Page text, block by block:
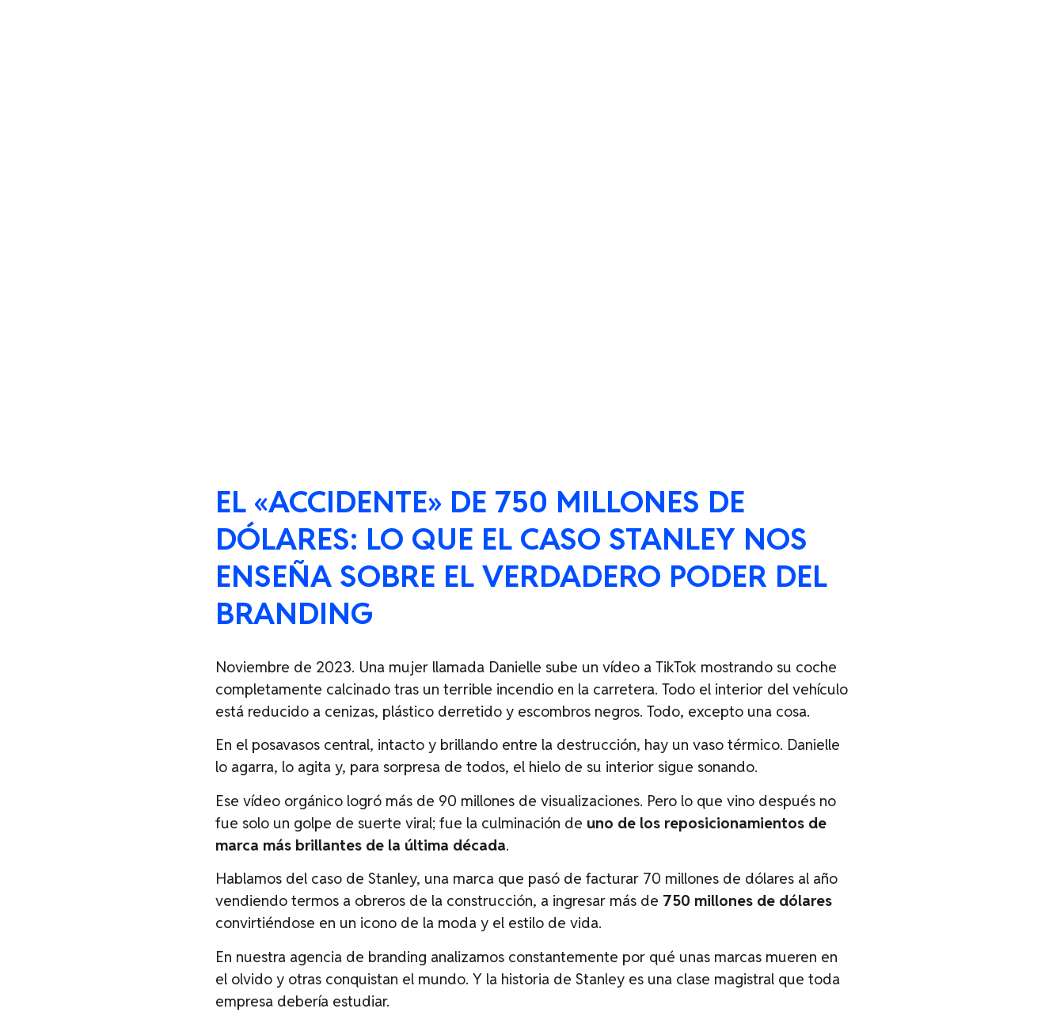
EL «ACCIDENTE» DE 750 MILLONES DE
DÓLARES: LO QUE EL CASO STANLEY NOS
ENSEÑA SOBRE EL VERDADERO PODER DEL
BRANDING
Noviembre de 2023. Una mujer llamada Danielle sube un vídeo a TikTok mostrando su coche
completamente calcinado tras un terrible incendio en la carretera. Todo el interior del vehículo
está reducido a cenizas, plástico derretido y escombros negros. Todo, excepto una cosa.
En el posavasos central, intacto y brillando entre la destrucción, hay un vaso térmico. Danielle
lo agarra, lo agita y, para sorpresa de todos, el hielo de su interior sigue sonando.
Ese vídeo orgánico logró más de 90 millones de visualizaciones. Pero lo que vino después no
fue solo un golpe de suerte viral; fue la culminación de uno de los reposicionamientos de
marca más brillantes de la última década.
Hablamos del caso de Stanley, una marca que pasó de facturar 70 millones de dólares al año
vendiendo termos a obreros de la construcción, a ingresar más de 750 millones de dólares
convirtiéndose en un icono de la moda y el estilo de vida.
En nuestra agencia de branding analizamos constantemente por qué unas marcas mueren en
el olvido y otras conquistan el mundo. Y la historia de Stanley es una clase magistral que toda
empresa debería estudiar.